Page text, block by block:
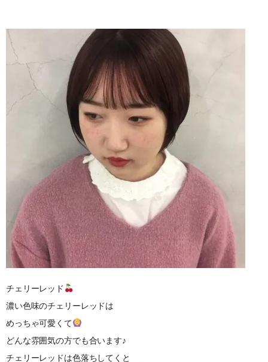
チェリーレッド
濃い色味のチェリーレッドは
めっちゃ可愛くて
どんな雰囲気の方でも合います♪
チェリーレッドは色落ちしてくと